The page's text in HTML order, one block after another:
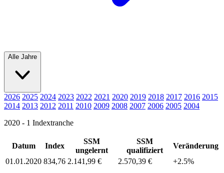
Alle Jahre
2026 2025 2024 2023 2022 2021 2020 2019 2018 2017 2016 2015
2014 2013 2012 2011 2010 2009 2008 2007 2006 2005 2004
2020 - 1 Indextranche
Datum Index
SSM
ungelernt
SSM
qualifiziert
Veränderung
01.01.2020 834,76 2.141,99 € 2.570,39 € +2.5%